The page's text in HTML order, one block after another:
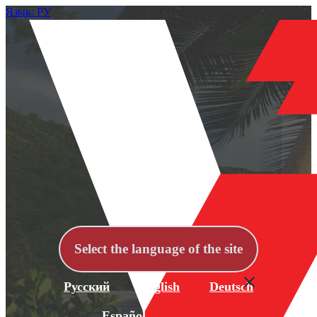
Язык: РУ
Select the language of the site
Русский English Deutsch